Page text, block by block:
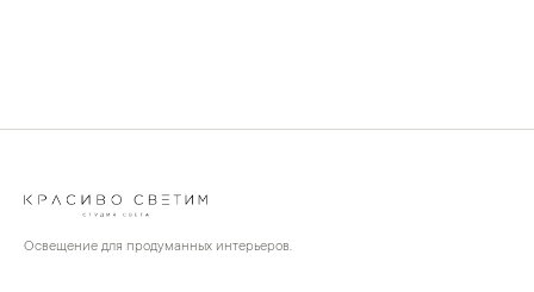
Освещение для продуманных интерьеров.